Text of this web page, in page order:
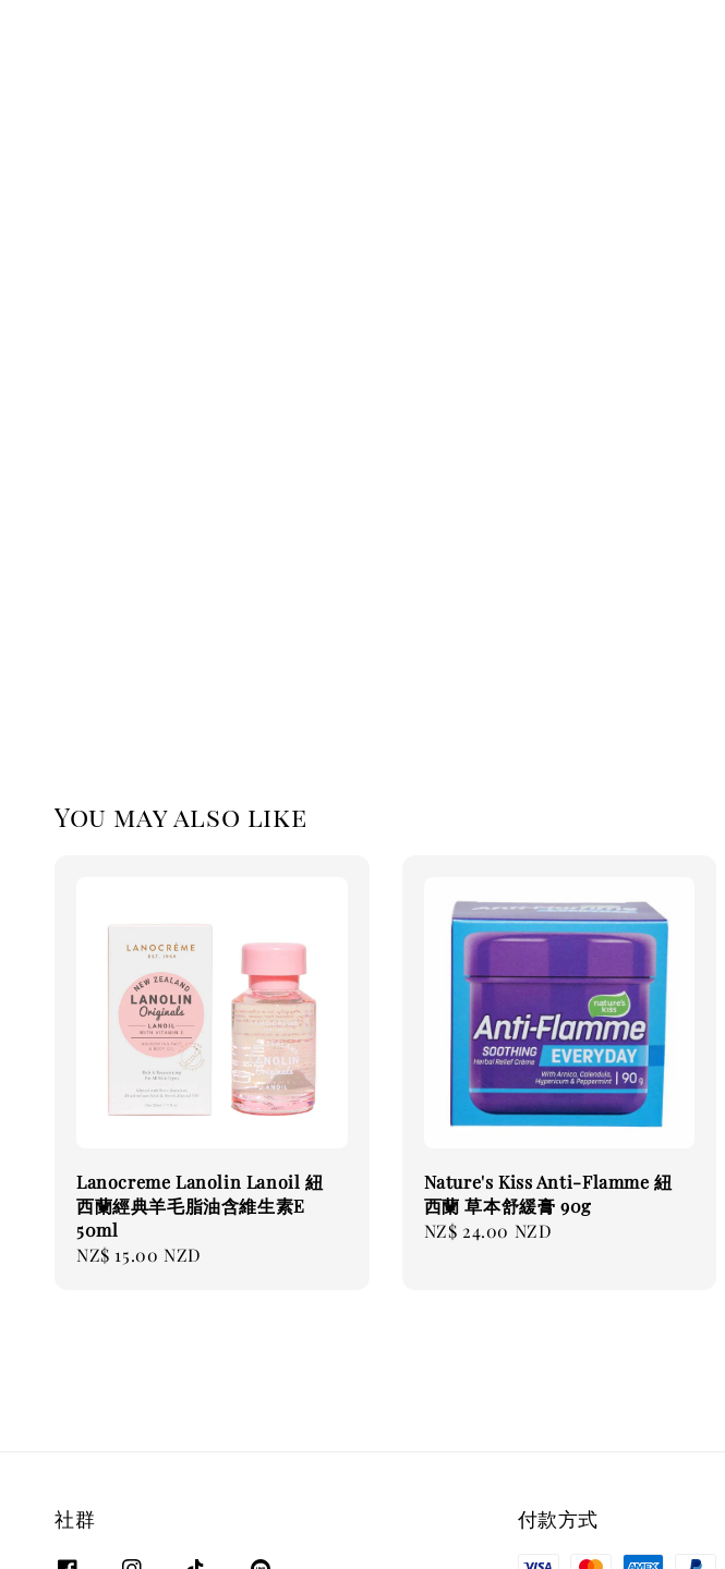
You may also like
Lanocreme Lanolin Lanoil 紐
西蘭經典羊毛脂油含維生素E
50ml
Regular
NZ$ 15.00 NZD
Nature's Kiss Anti-Flamme 紐
西蘭 草本舒緩膏 90g
Regular
NZ$ 24.00 NZD
社群 付款方式